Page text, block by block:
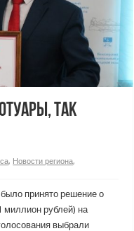
так
, Новости региона,
принято решение о
миллион рублей) на
выбрали